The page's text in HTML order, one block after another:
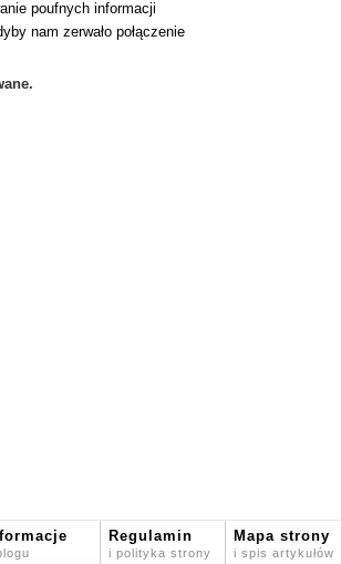
poufnych informacji
nam zerwało połączenie
Regulamin
i polityka strony
Mapa strony
i spis artykułów